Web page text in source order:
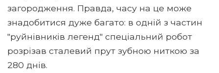
загородження. Правда, часу на це може
знадобитися дуже багато: в одній з частин
"руйнівників легенд" спеціальний робот
розрізав сталевий прут зубною ниткою за
280 днів.